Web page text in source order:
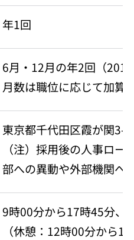
年1回
6月・12月の年2回（
月数は職位に応じて加算
東京都千代田区霞が関
（注）採用後の人事ロ
部への異動や外部機関へ
9時00分から17時45分、
（休憩：12時00分から